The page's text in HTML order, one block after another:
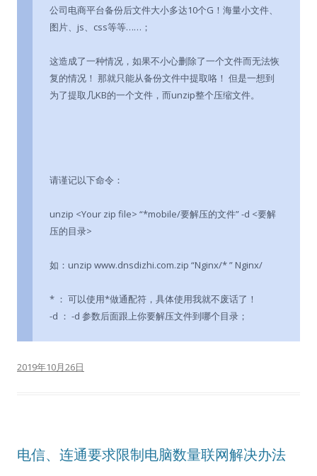
公司电商平台备份后文件大小多达10个G！海量小文件、
图片、js、css等等……；
这造成了一种情况，如果不小心删除了一个文件而无法恢
复的情况！ 那就只能从备份文件中提取咯！ 但是一想到
为了提取几KB的一个文件，而unzip整个压缩文件。
请谨记以下命令：
unzip <Your zip file> “*mobile/要解压的文件” -d <要解
压的目录>
如：unzip www.dnsdizhi.com.zip “Nginx/* ” Nginx/
* ： 可以使用*做通配符，具体使用我就不废话了！
-d ： -d 参数后面跟上你要解压文件到哪个目录；
2019年10月26日
电信、连通要求限制电脑数量联网解决办法